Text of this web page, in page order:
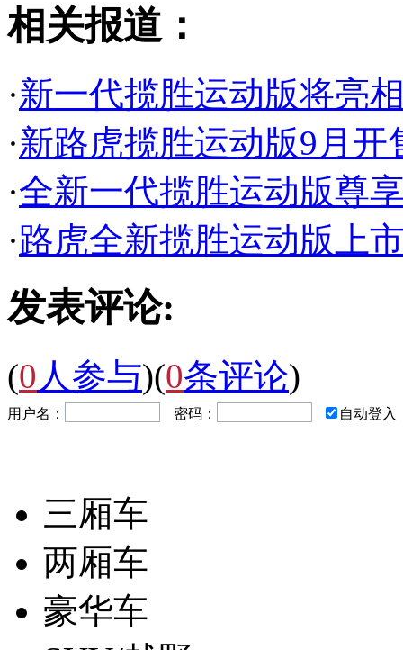
相关报道：
·新一代揽胜运动版将亮
·新路虎揽胜运动版9月开
·全新一代揽胜运动版尊
·路虎全新揽胜运动版上
发表评论:
(0 人参与)(0条评论)
用户名： 密码： 自动登入
三厢车
两厢车
豪华车